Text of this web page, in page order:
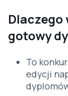
Dlaczego
gotowy
To
edycji